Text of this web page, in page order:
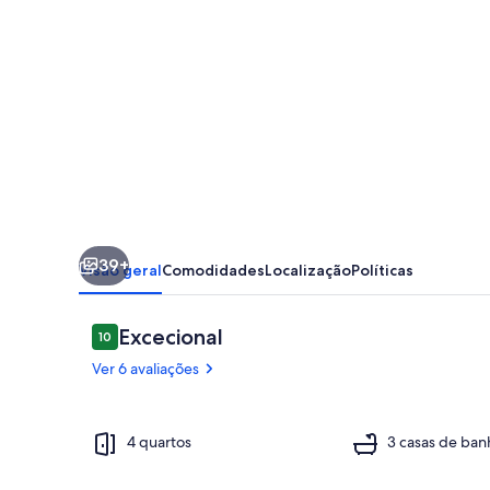
jardim
e
churrasqueira.
Zona
Tranquila
Exterior
39+
Visão geralComodidadesLocalizaçãoPolíticas
Avaliações
1010 em 10
Excecional
Ver 6 avaliações
4 quartos 3 casas de